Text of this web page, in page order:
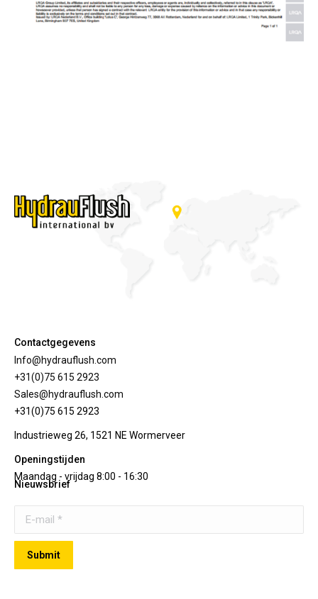
Contactgegevens
Info@hydrauflush.com
+31(0)75 615 2923
Sales@hydrauflush.com
+31(0)75 615 2923
Industrieweg 26, 1521 NE Wormerveer
Openingstijden
Maandag - vrijdag 8:00 - 16:30
Nieuwsbrief
Submit